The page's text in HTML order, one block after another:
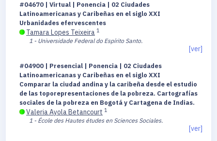
#04670 | Virtual | Ponencia | 02 Ciudades
Latinoamericanas y Caribeñas en el siglo XXI
Urbanidades efervescentes
Tamara Lopes Teixeira 1
1 - Universidade Federal do Espírito Santo.
[ver]
#04900 | Presencial | Ponencia | 02 Ciudades
Latinoamericanas y Caribeñas en el siglo XXI
Comparar la ciudad andina y la caribeña desde el estudio
de las toporepresentaciones de la pobreza. Cartografías
sociales de la pobreza en Bogotá y Cartagena de Indias.
Valeria Ayola Betancourt 1
1 - École des Hautes études en Sciences Sociales.
[ver]